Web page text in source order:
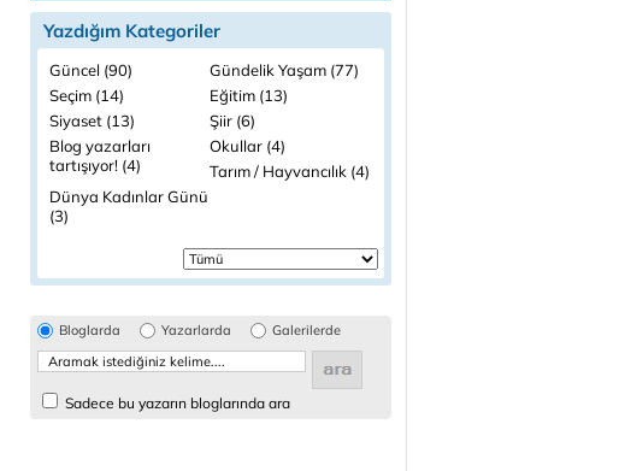
Yazdığım Kategoriler
Güncel (90)
Gündelik Yaşam (77)
Seçim (14)
Eğitim (13)
Siyaset (13)
Şiir (6)
Blog yazarları
tartışıyor! (4)
Okullar (4)
Tarım / Hayvancılık (4)
Dünya Kadınlar Günü
(3)
Bloglarda Yazarlarda Galerilerde
Sadece bu yazarın bloglarında ara